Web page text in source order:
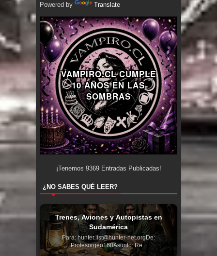
Powered by Translate
VAMPIRO.CL CUMPLE
10 AÑOS EN LAS
SOMBRAS
¡Tenemos 9369Entradas Publicadas!
¿NO SABES QUÉ LEER?
Trenes, Aviones y Autopistas en
Sudamérica
Para: hunter.list@hunter-net.orgDe:
Profesorgeo160Asunto: Re...